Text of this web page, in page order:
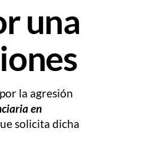
una
la agresión
en
solicita dicha